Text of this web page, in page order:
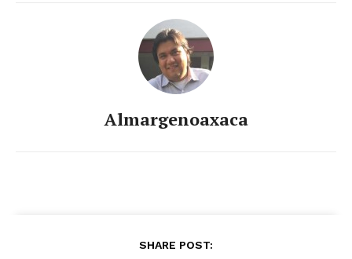
Almargenoaxaca
SHARE POST: